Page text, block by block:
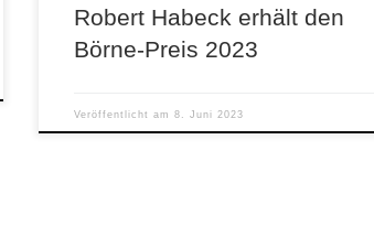
Robert Habeck erhält den
Börne-Preis 2023
Veröffentlicht am8. Juni 2023